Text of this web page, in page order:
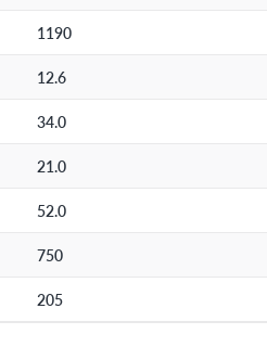
1190
12.6
34.0
21.0
52.0
750
205